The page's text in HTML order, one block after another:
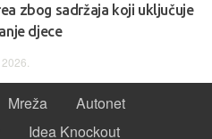
zbog sadržaja koji uključuje
djece
Mreža
Autonet
Idea Knockout